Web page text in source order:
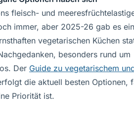
fleisch- und
immer, aber 2025-26 gab es
vegetarischen Küchen
besonders rund um
Der Guide zu vegetarischem
die aktuell besten Optionen,
Priorität ist.